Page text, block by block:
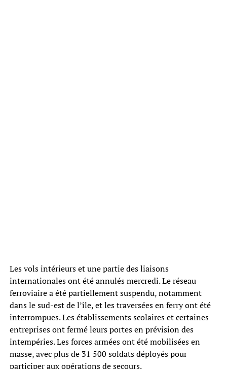
Les vols intérieurs et une partie des liaisons
internationales ont été annulés mercredi. Le réseau
ferroviaire a été partiellement suspendu, notamment
dans le sud-est de l’île, et les traversées en ferry ont été
interrompues. Les établissements scolaires et certaines
entreprises ont fermé leurs portes en prévision des
intempéries. Les forces armées ont été mobilisées en
masse, avec plus de 31 500 soldats déployés pour
participer aux opérations de secours.